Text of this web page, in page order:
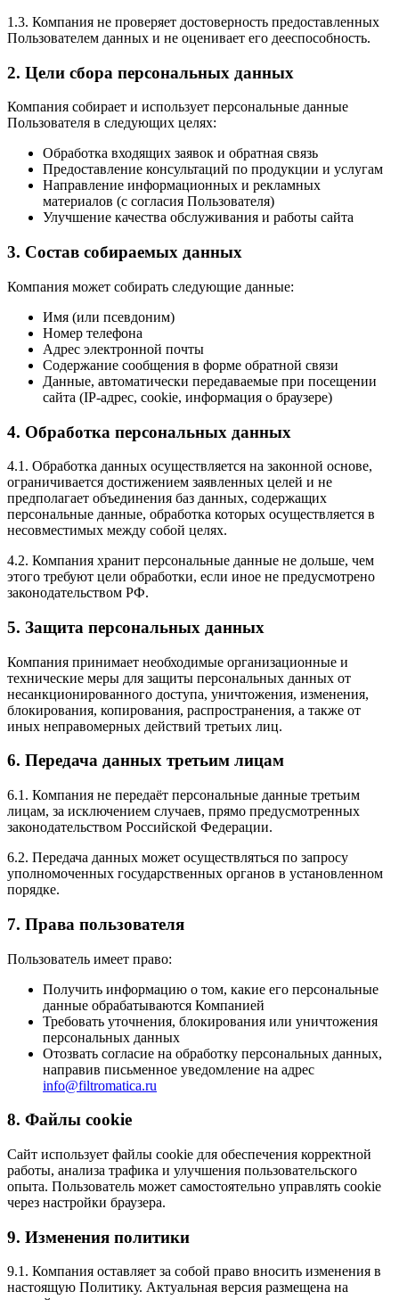
1.3. Компания не проверяет достоверность предоставленных
Пользователем данных и не оценивает его дееспособность.
2. Цели сбора персональных данных
Компания собирает и использует персональные данные
Пользователя в следующих целях:
Обработка входящих заявок и обратная связь
Предоставление консультаций по продукции и услугам
Направление информационных и рекламных
материалов (с согласия Пользователя)
Улучшение качества обслуживания и работы сайта
3. Состав собираемых данных
Компания может собирать следующие данные:
Имя (или псевдоним)
Номер телефона
Адрес электронной почты
Содержание сообщения в форме обратной связи
Данные, автоматически передаваемые при посещении
сайта (IP-адрес, cookie, информация о браузере)
4. Обработка персональных данных
4.1. Обработка данных осуществляется на законной основе,
ограничивается достижением заявленных целей и не
предполагает объединения баз данных, содержащих
персональные данные, обработка которых осуществляется в
несовместимых между собой целях.
4.2. Компания хранит персональные данные не дольше, чем
этого требуют цели обработки, если иное не предусмотрено
законодательством РФ.
5. Защита персональных данных
Компания принимает необходимые организационные и
технические меры для защиты персональных данных от
несанкционированного доступа, уничтожения, изменения,
блокирования, копирования, распространения, а также от
иных неправомерных действий третьих лиц.
6. Передача данных третьим лицам
6.1. Компания не передаёт персональные данные третьим
лицам, за исключением случаев, прямо предусмотренных
законодательством Российской Федерации.
6.2. Передача данных может осуществляться по запросу
уполномоченных государственных органов в установленном
порядке.
7. Права пользователя
Пользователь имеет право:
Получить информацию о том, какие его персональные
данные обрабатываются Компанией
Требовать уточнения, блокирования или уничтожения
персональных данных
Отозвать согласие на обработку персональных данных,
направив письменное уведомление на адрес
info@filtromatica.ru
8. Файлы cookie
Сайт использует файлы cookie для обеспечения корректной
работы, анализа трафика и улучшения пользовательского
опыта. Пользователь может самостоятельно управлять cookie
через настройки браузера.
9. Изменения политики
9.1. Компания оставляет за собой право вносить изменения в
настоящую Политику. Актуальная версия размещена на